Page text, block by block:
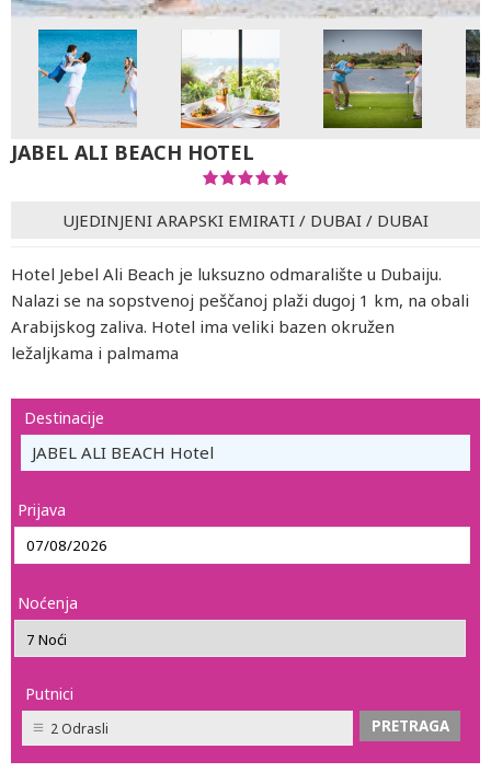
JABEL ALI BEACH HOTEL
UJEDINJENI ARAPSKI EMIRATI / DUBAI / DUBAI
Hotel Jebel Ali Beach je luksuzno odmaralište u Dubaiju.
Nalazi se na sopstvenoj peščanoj plaži dugoj 1 km, na obali
Arabijskog zaliva. Hotel ima veliki bazen okružen
ležaljkama i palmama
Destinacije
JABEL ALI BEACH Hotel
Prijava
Noćenja
Putnici
2 Odrasli